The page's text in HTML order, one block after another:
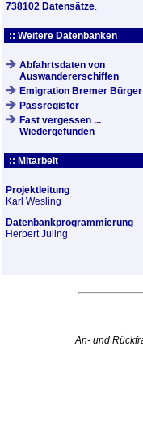
738102 Datensätze.
:: Weitere Datenbanken
Abfahrtsdaten von
Auswandererschiffen
Emigration Bremer Bürger
Passregister
Fast vergessen ...
Wiedergefunden
:: Mitarbeit
Projektleitung
Karl Wesling
Datenbankprogrammierung
Herbert Juling
An- und